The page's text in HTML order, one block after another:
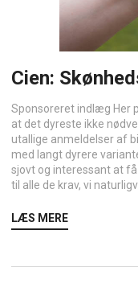
Cien:
Sponsoreret indlæg Her
at det dyreste ikke
utallige anmeldelser af
med langt dyrere
sjovt og interessant at
til alle de krav, vi
LÆS MERE